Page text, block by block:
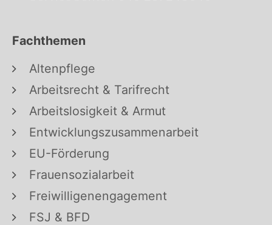
Fachthemen
Altenpflege
Arbeitsrecht & Tarifrecht
Arbeitslosigkeit & Armut
Entwicklungszusammenarbeit
EU-Förderung
Frauensozialarbeit
Freiwilligenengagement
FSJ & BFD